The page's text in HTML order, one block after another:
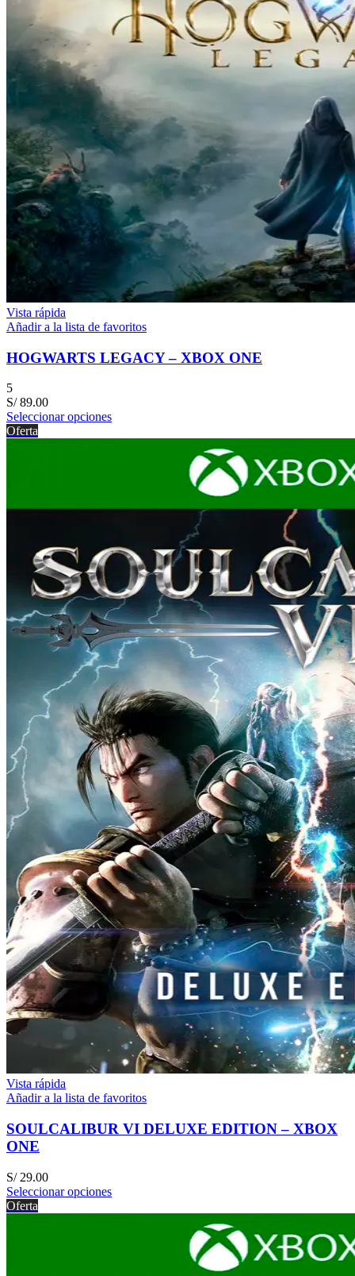
Vista rápida
Añadir a la lista de favoritos
HOGWARTS LEGACY – XBOX ONE
5
S/89.00
Seleccionar opciones
Oferta
Vista rápida
Añadir a la lista de favoritos
SOULCALIBUR VI DELUXE EDITION – XBOX
ONE
S/29.00
Seleccionar opciones
Oferta